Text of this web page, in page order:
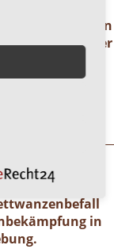
Hilfe ? Dann
unter der
1 7 1.
Ihr
in